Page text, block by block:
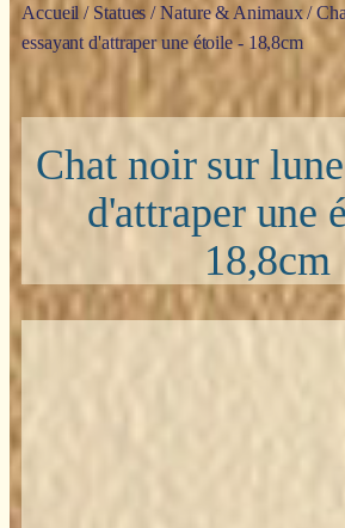
Accueil / Statues /Nature & Animaux/
essayant d'attraper une étoile - 18,8cm
Chat noir sur
d'attraper une
18,8cm